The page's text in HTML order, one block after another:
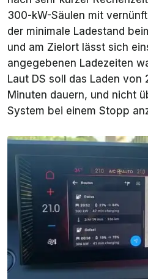
300-kW-Säulen mit
der minimale Ladestand
und am Zielort lässt sich
angegebenen Ladezeiten
Laut DS soll das Laden
Minuten dauern, und nicht
System bei einem Stopp